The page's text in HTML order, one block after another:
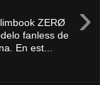
›
ZERØ
fanless de
En est...